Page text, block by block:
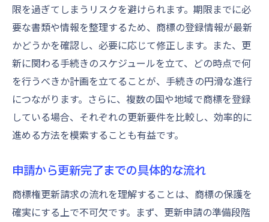
限を過ぎてしまうリスクを避けられます。期限までに必
要な書類や情報を整理するため、商標の登録情報が最新
かどうかを確認し、必要に応じて修正します。また、更
新に関わる手続きのスケジュールを立て、どの時点で何
を行うべきか計画を立てることが、手続きの円滑な進行
につながります。さらに、複数の国や地域で商標を登録
している場合、それぞれの更新要件を比較し、効率的に
進める方法を模索することも有益です。
申請から更新完了までの具体的な流れ
商標権更新請求の流れを理解することは、商標の保護を
確実にする上で不可欠です。まず、更新申請の準備段階